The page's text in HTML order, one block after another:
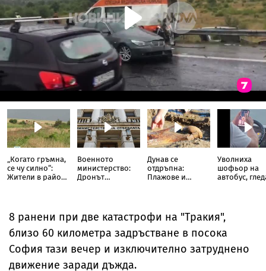
„Когато гръмна,
се чу силно“:
Жители в района
падналия дрон
Военното
министерство:
Дронът
Дунав се
отдръпна:
Плажове и
Уволниха
шофьор на
автобус,
8 ранени при две катастрофи на "Тракия",
близо 60 километра задръстване в посока
София тази вечер и изключително затруднено
движение заради дъжда.